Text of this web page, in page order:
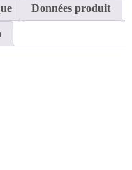
Données produit